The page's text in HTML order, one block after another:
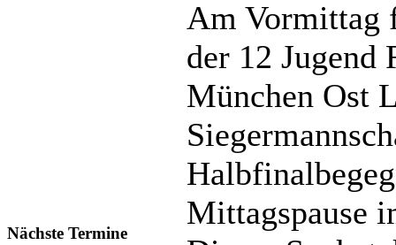
Nächste Termine
Am Vormittag
der 12 Jugend
München Ost
Mittagspause